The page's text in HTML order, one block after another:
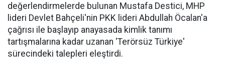
değerlendirmelerde bulunan Mustafa Destici, MHP
lideri Devlet Bahçeli'nin PKK lideri Abdullah Öcalan'a
çağrısı ile başlayıp anayasada kimlik tanımı
tartışmalarına kadar uzanan 'Terörsüz Türkiye'
sürecindeki talepleri eleştirdi.